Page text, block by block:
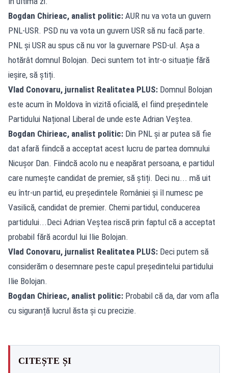
Bogdan Chirieac, analist politic: AUR nu va vota un guvern
PNL-USR. PSD nu va vota un guvern USR să nu facă parte.
PNL și USR au spus că nu vor la guvernare PSD-ul. Așa a
hotărât domnul Bolojan. Deci suntem tot într-o situație fără
ieșire, să știți.
Vlad Conovaru, jurnalist Realitatea PLUS: Domnul Bolojan
este acum în Moldova în vizită oficială, el fiind președintele
Partidului Național Liberal de unde este Adrian Veștea.
Bogdan Chirieac, analist politic: Din PNL și ar putea să fie
dat afară fiindcă a acceptat acest lucru de partea domnului
Nicușor Dan. Fiindcă acolo nu e neapărat persoana, e partidul
care numește candidat de premier, să știți. Deci nu... mă uit
eu într-un partid, eu președintele României și îl numesc pe
Vasilică, candidat de premier. Chemi partidul, conducerea
partidului...Deci Adrian Veștea riscă prin faptul că a acceptat
probabil fără acordul lui Ilie Bolojan.
Vlad Conovaru, jurnalist Realitatea PLUS: Deci putem să
considerăm o desemnare peste capul președintelui partidului
Ilie Bolojan.
Bogdan Chirieac, analist politic: Probabil că da, dar vom afla
cu siguranță lucrul ăsta și cu precizie.
CITEȘTE ȘI